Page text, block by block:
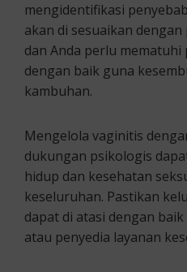
mengidentifikasi
akan di sesuaikan
dan Anda perlu
dengan baik guna
kambuhan.
Mengelola vaginitis
dukungan psikologis
hidup dan kesehatan
keseluruhan. Pastikan
dapat di atasi dengan
atau penyedia layanan